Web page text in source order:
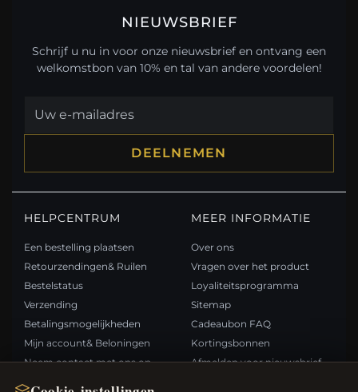
NIEUWSBRIEF
Schrijf u nu in voor onze nieuwsbrief en ontvang een
welkomstbon van 10% en tal van andere voordelen!
DEELNEMEN
HELPCENTRUM
Een bestelling plaatsen
Retourzendingen& Ruilen
Bestelstatus
Verzending
Betalingsmogelijkheden
Mijn account& Beloningen
Neem contact met ons op
MEER INFORMATIE
Over ons
Vragen over het product
Loyaliteitsprogramma
Sitemap
Cadeaubon FAQ
Kortingsbonnen
Afmelden voor nieuwsbrief